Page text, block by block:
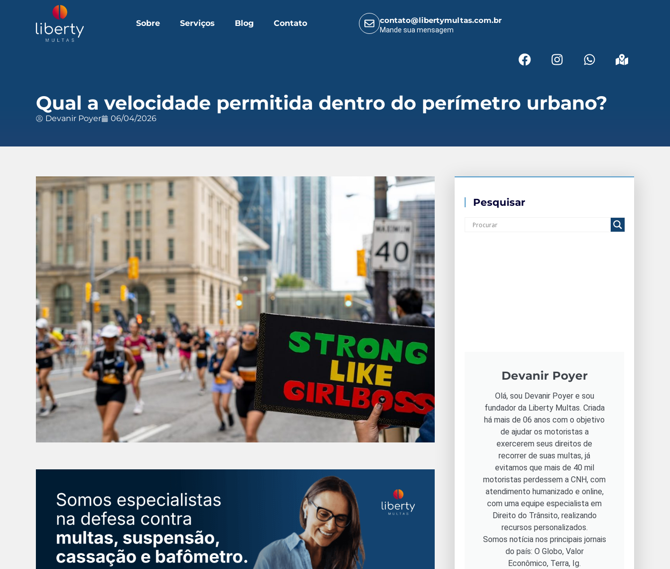
Sobre Serviços Blog Contato contato@libertymultas.com.br
Mande sua mensagem
Qual a velocidade permitida dentro do perímetro urbano?
Devanir Poyer 06/04/2026
Pesquisar
Devanir Poyer
Olá, sou Devanir Poyer e sou
fundador da Liberty Multas. Criada
há mais de 06 anos com o objetivo
de ajudar os motoristas a
exercerem seus direitos de
recorrer de suas multas, já
evitamos que mais de 40 mil
motoristas perdessem a CNH, com
atendimento humanizado e online,
com uma equipe especialista em
Direito do Trânsito, realizando
recursos personalizados.
Somos notícia nos principais jornais
do país: O Globo, Valor
Econômico, Terra, Ig.